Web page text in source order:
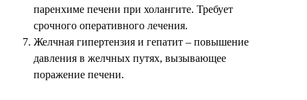
паренхиме печени при холангите. Требует
срочного оперативного лечения.
Желчная гипертензия и гепатит – повышение
давления в желчных путях, вызывающее
поражение печени.